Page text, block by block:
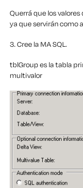
Querrá que los
ya que servirán como
3. Cree la MA SQL.
tblGroup es la tabla
multivalor